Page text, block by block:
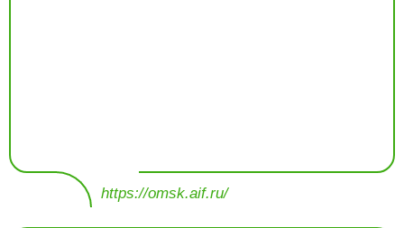
https://omsk.aif.ru/